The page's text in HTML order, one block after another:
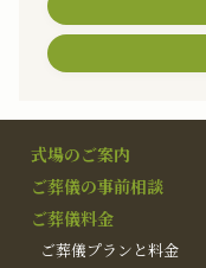
式場のご案内
ご葬儀の事前相談
ご葬儀料金
ご葬儀プランと料金